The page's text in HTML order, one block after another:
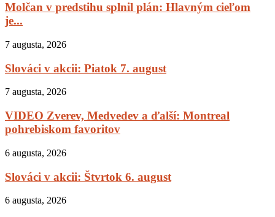
Molčan v predstihu splnil plán: Hlavným cieľom
je...
7 augusta, 2026
Slováci v akcii: Piatok 7. august
7 augusta, 2026
VIDEO Zverev, Medvedev a ďalší: Montreal
pohrebiskom favoritov
6 augusta, 2026
Slováci v akcii: Štvrtok 6. august
6 augusta, 2026